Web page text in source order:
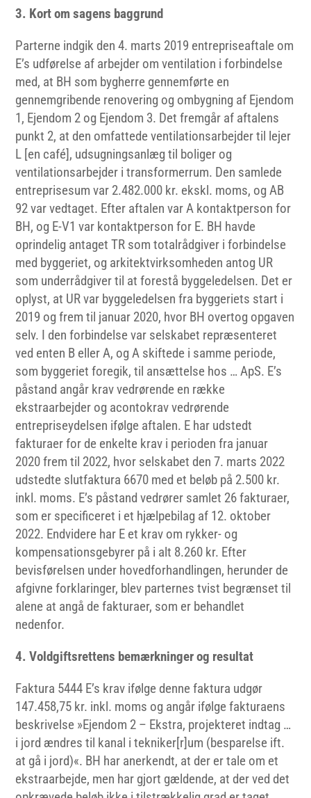
3. Kort om sagens baggrund
Parterne indgik den 4. marts 2019 entrepriseaftale om
E’s udførelse af arbejder om ventilation i forbindelse
med, at BH som bygherre gennemførte en
gennemgribende renovering og ombygning af Ejendom
1, Ejendom 2 og Ejendom 3. Det fremgår af aftalens
punkt 2, at den omfattede ventilationsarbejder til lejer
L [en café], udsugningsanlæg til boliger og
ventilationsarbejder i transformerrum. Den samlede
entreprisesum var 2.482.000 kr. ekskl. moms, og AB
92 var vedtaget. Efter aftalen var A kontaktperson for
BH, og E-V1 var kontaktperson for E. BH havde
oprindelig antaget TR som totalrådgiver i forbindelse
med byggeriet, og arkitektvirksomheden antog UR
som underrådgiver til at forestå byggeledelsen. Det er
oplyst, at UR var byggeledelsen fra byggeriets start i
2019 og frem til januar 2020, hvor BH overtog opgaven
selv. I den forbindelse var selskabet repræsenteret
ved enten B eller A, og A skiftede i samme periode,
som byggeriet foregik, til ansættelse hos … ApS. E’s
påstand angår krav vedrørende en række
ekstraarbejder og acontokrav vedrørende
entrepriseydelsen ifølge aftalen. E har udstedt
fakturaer for de enkelte krav i perioden fra januar
2020 frem til 2022, hvor selskabet den 7. marts 2022
udstedte slutfaktura 6670 med et beløb på 2.500 kr.
inkl. moms. E’s påstand vedrører samlet 26 fakturaer,
som er specificeret i et hjælpebilag af 12. oktober
2022. Endvidere har E et krav om rykker- og
kompensationsgebyrer på i alt 8.260 kr. Efter
bevisførelsen under hovedforhandlingen, herunder de
afgivne forklaringer, blev parternes tvist begrænset til
alene at angå de fakturaer, som er behandlet
nedenfor.
4. Voldgiftsrettens bemærkninger og resultat
Faktura 5444 E’s krav ifølge denne faktura udgør
147.458,75 kr. inkl. moms og angår ifølge fakturaens
beskrivelse »Ejendom 2 – Ekstra, projekteret indtag …
i jord ændres til kanal i tekniker[r]um (besparelse ift.
at gå i jord)«. BH har anerkendt, at der er tale om et
ekstraarbejde, men har gjort gældende, at der ved det